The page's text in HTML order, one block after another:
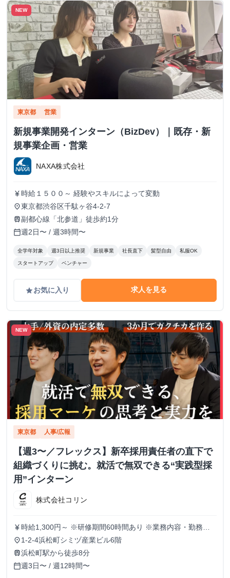
NEW
東京都 営業
新規事業開発インターン（BizDev）｜既存・新
規事業企画・営業
NAXA株式会社
currency_yen 時給１５００～ 経験やスキルによって変動
place東京都渋谷区千駄ヶ谷4-2-7
train副都心線「北参道」徒歩約1分
calendar_today週2日〜 / 週3時間〜
全学年対象 週3日以上推奨 新規事業 社長直下 髪型自由 私服OK
スタートアップ ベンチャー
gradeお気に入り 求人を見る
NEW
東京都 人事/広報
【週3〜／フレックス】新卒採用責任者の直下で
組織づくりに挑む。就活で無双できる“実践型採
用”インターン
株式会社コリン
currency_yen 時給1,300円～ ※研修期間60時間あり ※業務内容・勤務状
況により決定
place 1-2-4浜松町シミヅ産業ビル6階
train浜松町駅から徒歩8分
calendar_today週3日〜 / 週12時間〜